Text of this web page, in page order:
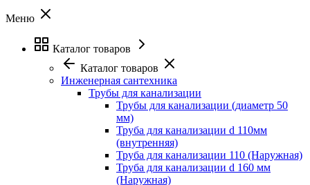
Меню
Каталог товаров
Каталог товаров
Инженерная сантехника
Трубы для канализации
Трубы для канализации (диаметр 50
мм)
Труба для канализации d 110мм
(внутренняя)
Труба для канализации 110 (Наружная)
Труба для канализации d 160 мм
(Наружная)